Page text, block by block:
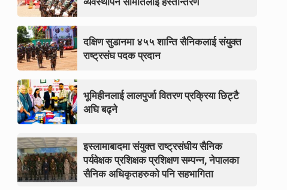
दक्षिण सुडानमा ४५५ शान्ति सैनिकलाई संयुक्त
राष्ट्रसंघ पदक प्रदान
भूमिहीनलाई लालपुर्जा वितरण प्रक्रिया छिट्टै
अघि बढ्ने
इस्लामाबादमा संयुक्त राष्ट्रसंघीय सैनिक
पर्यवेक्षक प्रशिक्षक प्रशिक्षण सम्पन्न, नेपालका
सैनिक अधिकृतहरुको पनि सहभागिता